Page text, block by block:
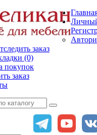
заказ
(0)
покупок
заказ